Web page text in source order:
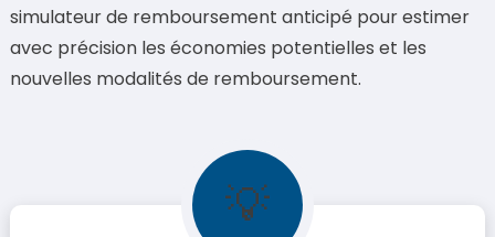
simulateur de remboursement anticipé pour estimer
avec précision les économies potentielles et les
nouvelles modalités de remboursement.
💡